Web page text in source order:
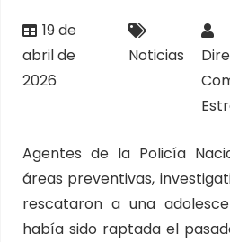
19 de
abril de
2026
Noticias
Agentes de la Policía
áreas preventivas,
rescataron a una
había sido raptada el